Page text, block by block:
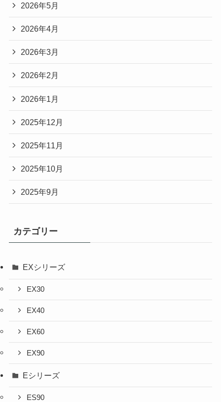
2026年5月
2026年4月
2026年3月
2026年2月
2026年1月
2025年12月
2025年11月
2025年10月
2025年9月
カテゴリー
EXシリーズ
EX30
EX40
EX60
EX90
Eシリーズ
ES90